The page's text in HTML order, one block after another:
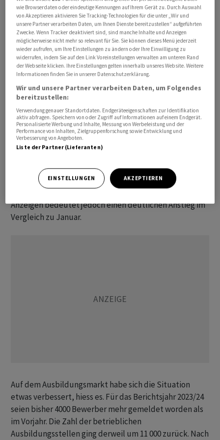
Vorstandsvorsitzende der Bundesagentur (BA), Andrea
Nahles. «Arbeitslosigkeit und Unterbeschäftigung
nehmen im Februar zu und die Nachfrage nach
Arbeitskräften gibt nach», sagte sie.
Die Zahl der gemeldeten offenen Stellen ging im
Februar im Vergleich zum Vorjahr um 72 000 auf 706 000
zurück. Für ihre Februar-Statistik griff die
Bundesagentur auf Datenmaterial zurück, das bis zum
14. des Monats vorlag.
Die Gefahr von Kurzarbeit ist im Februar wieder
Unternehmen für 58 000 Menschen Kurzarbeit
angezeigt - was nicht automatisch bedeutet, dass diese
Anzeigen bedeutet jedoch einen deutlichen Anstieg im
Vergleich zu Januar.
Auf dem Ausbildungsmarkt habe sich die Situation
etwas verbessert, hiess es. Für das Berichtsjahr 2023/24
seien bisher 4000 Bewerber mehr gemeldet worden als
im Vorjahr. Die Zahl der betrieblichen
Ausbildungsstellen ging derweil um 11 000 zurück. Nach
wie Browserdaten oder eindeutige Kennungen auf Ihrem Gerät zu. Durch Auswahl
von Akzeptieren aktivieren Sie Tracking-Technologien für die unter „Wir und
unsere Partner verarbeiten Daten, um Ihnen Dienste bereitzustellen“ aufgeführten
Zwecke. Wenn Tracker deaktiviert sind, sind manche Inhalte und Anzeigen
möglicherweise nicht mehr so relevant für Sie. Sie können dieses Menü jederzeit
wieder aufrufen, um Ihre Einstellungen zu ändern oder Ihre Einwilligung zu
widerrufen, indem Sie auf den Link Voreinstellungen verwalten am unteren Rand
der Webseite klicken. Ihre Einstellungen gelten innerhalb unseres Website. Weitere
Informationen finden Sie in unserer Datenschutzerklärung.
Wir und unsere Partner verarbeiten Daten, um Folgendes
bereitzustellen:
Verwendung genauer Standortdaten. Endgeräteeigenschaften zur Identifikation
aktiv abfragen. Speichern von oder Zugriff auf Informationen auf einem Endgerät.
Personalisierte Werbung und Inhalte, Messung von Werbeleistung und der
Performance von Inhalten, Zielgruppenforschung sowie Entwicklung und
Verbesserung von Angeboten.
Liste der Partner (Lieferanten)
EINSTELLUNGEN AKZEPTIEREN